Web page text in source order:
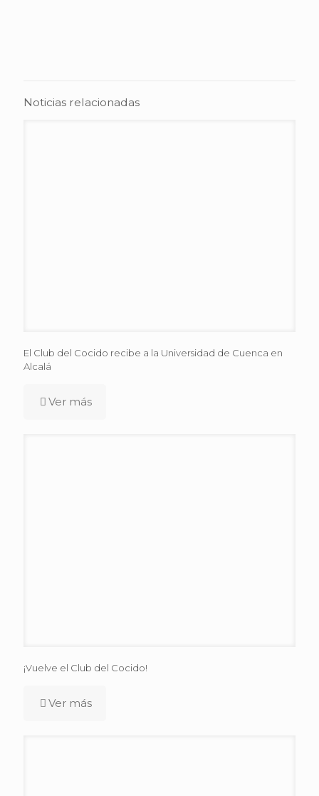
Noticias relacionadas
El Club del Cocido recibe a la Universidad de Cuenca en
Alcalá
Ver más
¡Vuelve el Club del Cocido!
Ver más